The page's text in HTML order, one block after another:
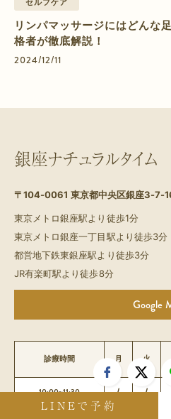
リンパマッサージにはどんな
格者が徹底解説！
2024/12/11
LINEで予約
銀座ナチュラルタイム
〒104-0061 東京都中央区銀座3-7-
東京メトロ銀座駅より徒歩1分
東京メトロ銀座一丁目駅より徒歩3分
都営地下鉄東銀座駅より徒歩3分
JR有楽町駅より徒歩8分
Google
診療時間 月 火
10:00~11:30 / /